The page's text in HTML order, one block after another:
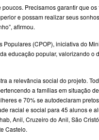
Precisamos garantir que
e possam realizar seus
afirmou.
(CPOP), iniciativa do
educação popular, valorizando o
a relevância social do projeto.
a famílias em situação
e 70% se autodeclaram
racial e social para 45 alunos e
Anil, Cruzeiro do Anil, São
Castelo.